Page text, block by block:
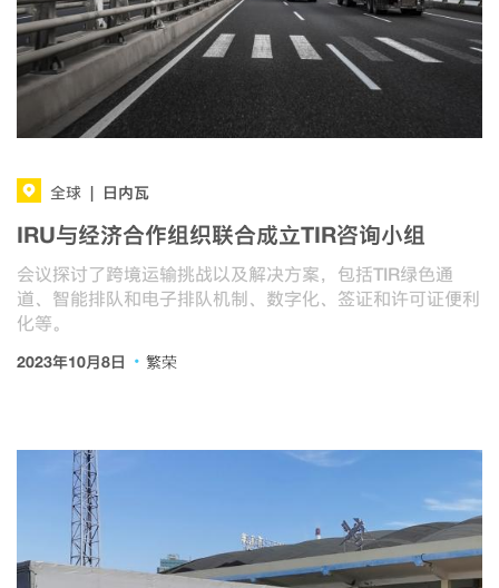
全球 日内瓦
IRU与经济合作组织联合成立TIR咨询小组
会议探讨了跨境运输挑战以及解决方案，包括TIR绿色通
道、智能排队和电子排队机制、数字化、签证和许可证便利
化等。
2023年10月8日 · 繁荣